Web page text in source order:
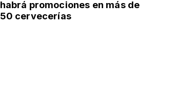
habrá promociones en más de
50 cervecerías